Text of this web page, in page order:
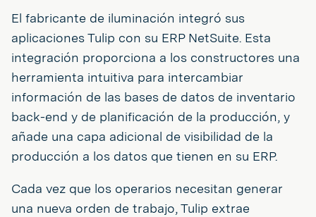
El fabricante de iluminación integró sus
aplicaciones Tulip con su ERP NetSuite. Esta
integración proporciona a los constructores una
herramienta intuitiva para intercambiar
información de las bases de datos de inventario
back-end y de planificación de la producción, y
añade una capa adicional de visibilidad de la
producción a los datos que tienen en su ERP.
Cada vez que los operarios necesitan generar
una nueva orden de trabajo, Tulip extrae